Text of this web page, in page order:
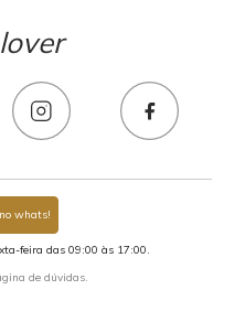
whats!
feira das 09:00 às 17:00.
de dúvidas.